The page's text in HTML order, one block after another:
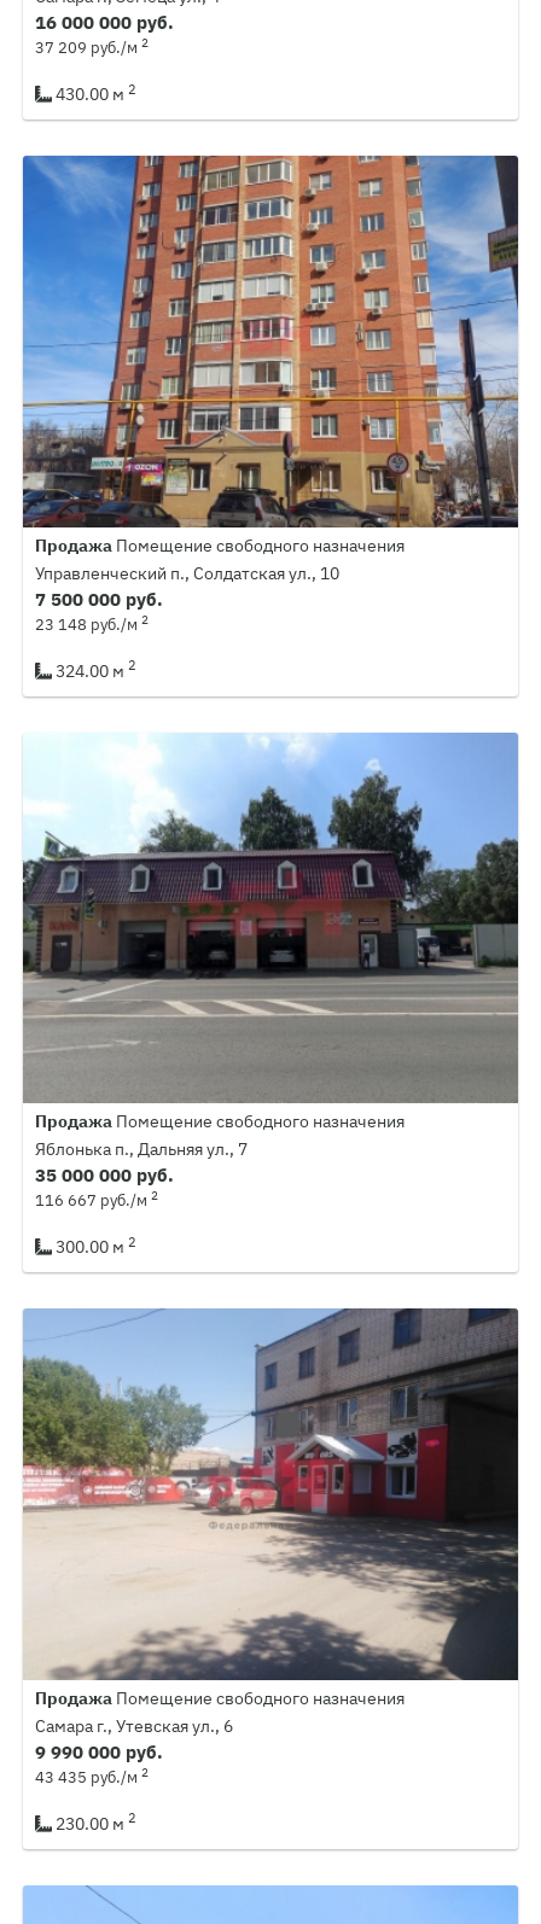
16 000 000 руб.
37 209 руб./м 2
430.00 м 2
Продажа Помещение свободного назначения
Управленческий п., Солдатская ул., 10
7 500 000 руб.
23 148 руб./м 2
324.00 м 2
Продажа Помещение свободного назначения
Яблонька п., Дальняя ул., 7
35 000 000 руб.
116 667 руб./м 2
300.00 м 2
Продажа Помещение свободного назначения
Самара г., Утевская ул., 6
9 990 000 руб.
43 435 руб./м 2
230.00 м 2